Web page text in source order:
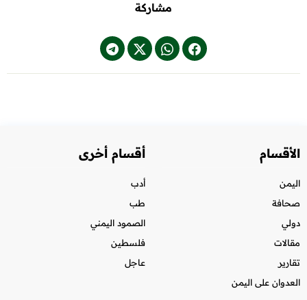
مشاركة
الأقسام
اليمن
صحافة
دولي
مقالات
تقارير
العدوان على اليمن
أقسام أخرى
أدب
طب
الصمود اليمني
فلسطين
عاجل